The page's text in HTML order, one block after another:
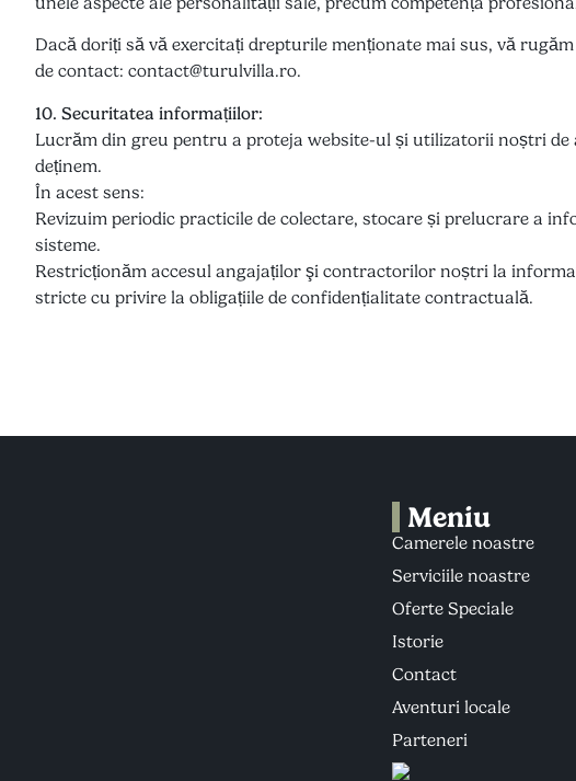
Dacă doriți să vă exercitați drepturile menționate mai sus, vă
de contact: contact@turulvilla.ro.
10. Securitatea informațiilor:
Lucrăm din greu pentru a proteja website-ul și utilizatorii noștri
deținem.
În acest sens:
Revizuim periodic practicile de colectare, stocare și prelucrare a
sisteme.
Restricționăm accesul angajaților şi contractorilor noștri la
stricte cu privire la obligațiile de confidențialitate contractuală.
Meniu
Camerele noastre
Serviciile noastre
Oferte Speciale
Istorie
Contact
Aventuri locale
Parteneri